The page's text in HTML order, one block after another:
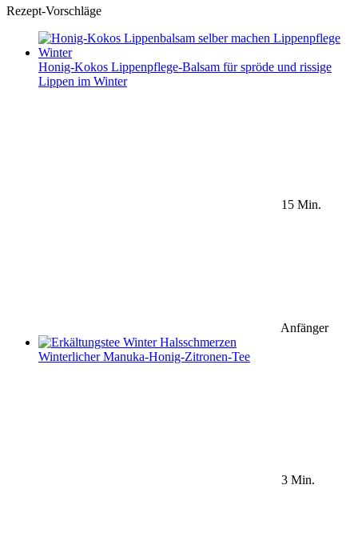
Rezept-Vorschläge
Honig-Kokos Lippenpflege-Balsam für spröde und rissige
Lippen im Winter
15 Min.
Anfänger
Winterlicher Manuka-Honig-Zitronen-Tee
3 Min.